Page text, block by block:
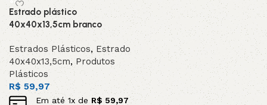
Estrado plástico
40x40x13,5cm branco
Estrados Plásticos, Estrado
40x40x13,5cm,Produtos
Plásticos
R$59,97
Em até1x de R$ 59,97